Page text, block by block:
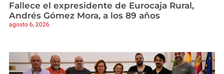
Fallece el expresidente de Eurocaja Rural,
Andrés Gómez Mora, a los 89 años
agosto 6, 2026